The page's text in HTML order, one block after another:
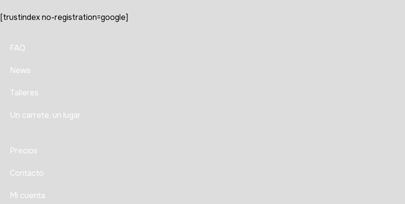
[trustindex no-registration=google]
FAQ
News
Talleres
Un carrete, un lugar
Precios
Contacto
Mi cuenta